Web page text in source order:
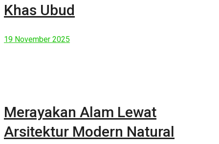
Khas Ubud
19 November 2025
Merayakan Alam Lewat
Arsitektur Modern Natural